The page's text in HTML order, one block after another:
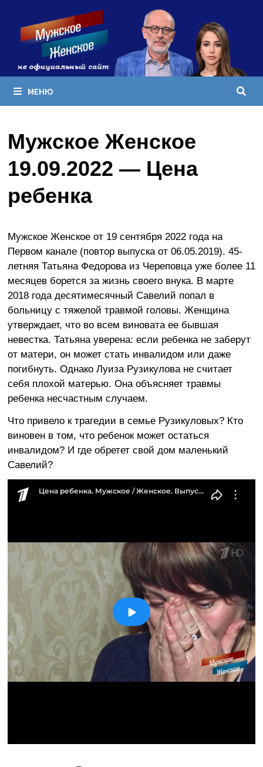
содержимому
МЕНЮ
Мужское Женское
19.09.2022 — Цена
ребенка
Мужское Женское от 19 сентября 2022 года на
Первом канале (повтор выпуска от 06.05.2019). 45-
летняя Татьяна Федорова из Череповца уже более 11
месяцев борется за жизнь своего внука. В марте
2018 года десятимесячный Савелий попал в
больницу с тяжелой травмой головы. Женщина
утверждает, что во всем виновата ее бывшая
невестка. Татьяна уверена: если ребенка не заберут
от матери, он может стать инвалидом или даже
погибнуть. Однако Луиза Рузикулова не считает
себя плохой матерью. Она объясняет травмы
ребенка несчастным случаем.
Что привело к трагедии в семье Рузикуловых? Кто
виновен в том, что ребенок может остаться
инвалидом? И где обретет свой дом маленький
Савелий?